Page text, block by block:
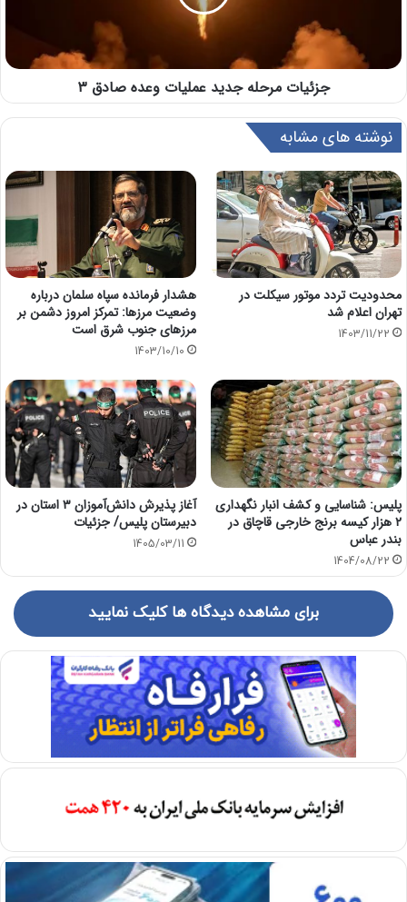
جزئیات مرحله جدید عملیات وعده صادق ۳
نوشته های مشابه
محدودیت تردد موتور سیکلت در
تهران اعلام شد
1403/11/22
هشدار فرمانده سپاه سلمان درباره
وضعیت مرزها: تمرکز امروز دشمن بر
مرزهای جنوب‌ شرق است
1403/10/10
پلیس: شناسایی و کشف انبار نگهداری
۲ هزار کیسه برنج خارجی قاچاق در
بندر عباس
1404/08/22
آغاز پذیرش دانش‌آموزان ۳ استان در
دبیرستان پلیس/ جزئیات
1405/03/11
برای مشاهده دیدگاه ها کلیک نمایید